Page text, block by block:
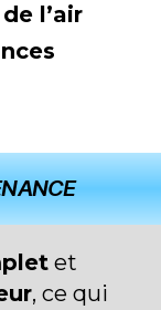
l’air
et
, ce qui